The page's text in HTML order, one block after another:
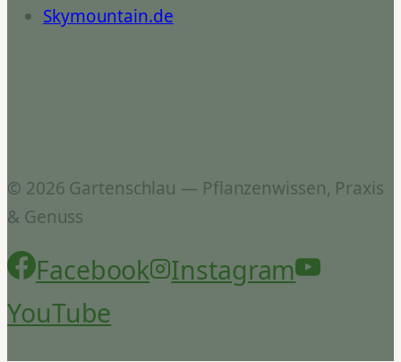
Skymountain.de
© 2026 Gartenschlau — Pflanzenwissen, Praxis
& Genuss
Facebook
Instagram
YouTube